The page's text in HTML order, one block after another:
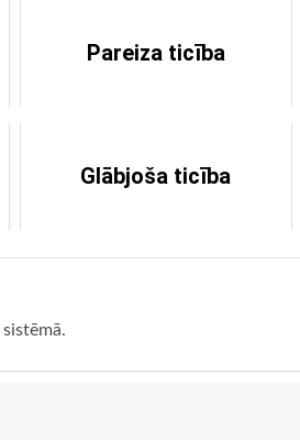
Pareiza ticība
Glābjoša ticība
sistēmā.